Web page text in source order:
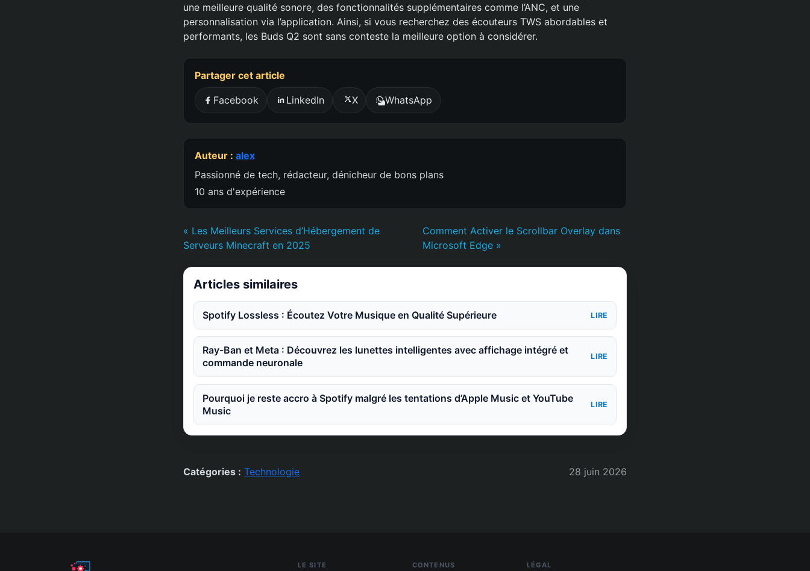
une meilleure qualité sonore, des fonctionnalités supplémentaires comme l’ANC, et une
personnalisation via l’application. Ainsi, si vous recherchez des écouteurs TWS abordables et
performants, les Buds Q2 sont sans conteste la meilleure option à considérer.
Partager cet article
Facebook LinkedIn X WhatsApp
Auteur : alex
Passionné de tech, rédacteur, dénicheur de bons plans
10 ans d'expérience
« Les Meilleurs Services d’Hébergement de
Serveurs Minecraft en 2025
Comment Activer le Scrollbar Overlay dans
Microsoft Edge »
Articles similaires
Spotify Lossless : Écoutez Votre Musique en Qualité Supérieure LIRE
Ray-Ban et Meta : Découvrez les lunettes intelligentes avec affichage intégré et
commande neuronale
LIRE
Pourquoi je reste accro à Spotify malgré les tentations d’Apple Music et YouTube
Music
LIRE
Catégories : Technologie 28 juin 2026
LE SITE CONTENUS LÉGAL